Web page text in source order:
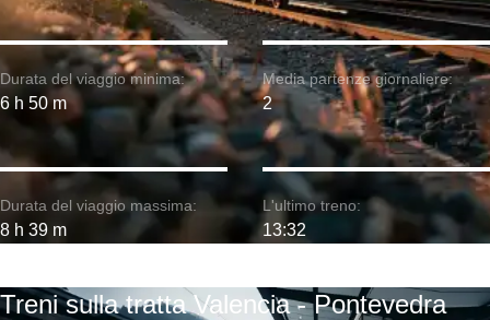
Durata del viaggio minima:
6 h 50 m
Durata del viaggio massima:
8 h 39 m
Media partenze giornaliere:
2
L'ultimo treno:
13:32
Treni sulla tratta Valencia - Pontevedra